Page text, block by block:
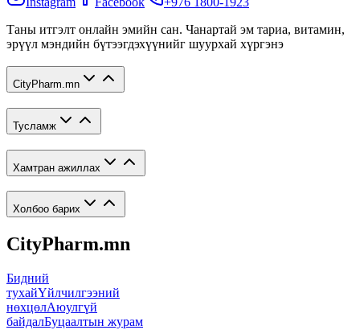
Таны итгэлт онлайн эмийн сан. Чанартай эм тариа, витамин,
эрүүл мэндийн бүтээгдэхүүнийг шуурхай хүргэнэ
CityPharm.mn
Тусламж
Хамтран ажиллах
Холбоо барих
CityPharm.mn
Бидний
тухайҮйлчилгээний
нөхцөлАюулгүй
байдалБуцаалтын журам